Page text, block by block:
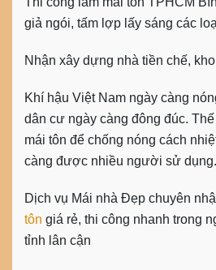
giả ngói, tấm lợp lấy sáng các
Nhận xây dựng nhà tiền chế,
Khí hậu Việt Nam ngày càng
dân cư ngày càng đông đúc.
mái tôn để chống nóng cách
càng được nhiều người sử dụng.
Dịch vụ Mái nhà Đẹp chuyên
tôn giá rẻ, thi công nhanh trong
tỉnh lân cận